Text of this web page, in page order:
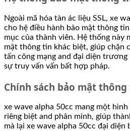
Ngoài mã hóa tàn ác liệu SSL, xe
cho hệ điều hành bảo mật thông
mục của thành viên. Hệ thống này
mật thông tin khác biệt, giúp chặn
tấn công mạng and đại diện
sự truy vấn vấn bất hợp pháp.
Chính sách bảo mật
xe wave alpha 50cc mang một
riêng biệt and phân minh, giúp
mà lại xe wave alpha 50cc đại diện